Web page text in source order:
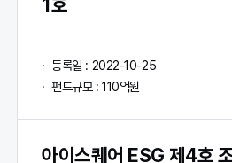
등록일 : 2022-10-25
펀드규모 : 110억원
아이스퀘어 ESG 제4호